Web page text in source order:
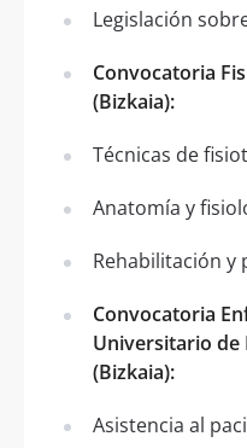
Legislación
Convocatoria
(Bizkaia):
Técnicas de
Anatomía y
Rehabilitación y
Convocatoria
Universitario de
(Bizkaia):
Asistencia al